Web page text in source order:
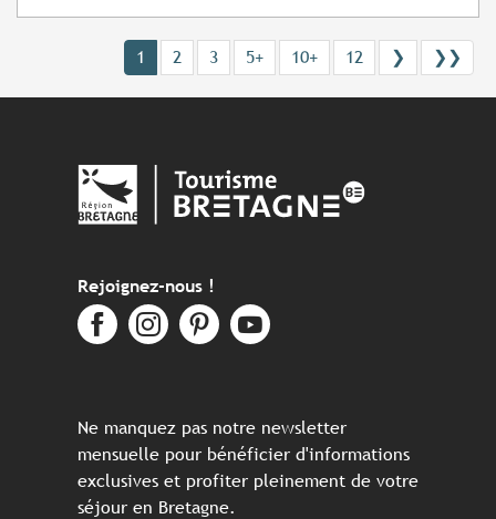
1 2 3 5+ 10+ 12 ❯ ❯❯
Rejoignez-nous !
Ne manquez pas notre newsletter
mensuelle pour bénéficier d'informations
exclusives et profiter pleinement de votre
séjour en Bretagne.